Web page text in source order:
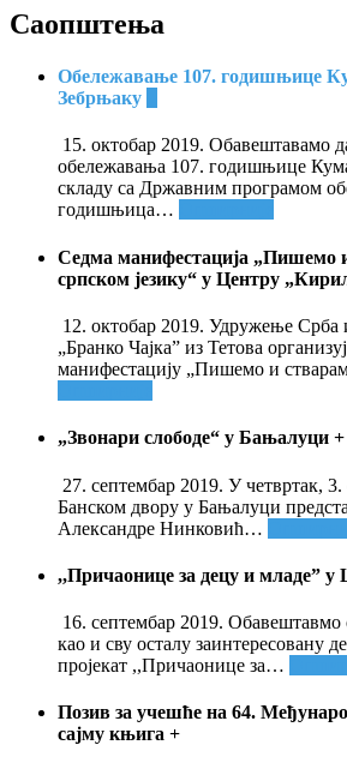
Саопштења
Обележавање 107. годишњице
Зебрњаку
15. октобар 2019. Обавештавамо
обележавања 107. годишњице
складу са Државним програмом
годишњица…
Седма манифестација „Пишемо
српском језику“ у Центру
12. октобар 2019. Удружење
„Бранко Чајка” из Тетова
манифестацију „Пишемо и
„Звонари слободе“ у Бањалуци +
27. септембар 2019. У четвртак,
Банском двору у Бањалуци
Александре Нинковић…
,,Причаонице за децу и младе” у
16. септембар 2019. Обавештавмо
као и сву осталу заинтересовану
пројекат ,,Причаонице за…
Позив за учешће на 64.
сајму књига +